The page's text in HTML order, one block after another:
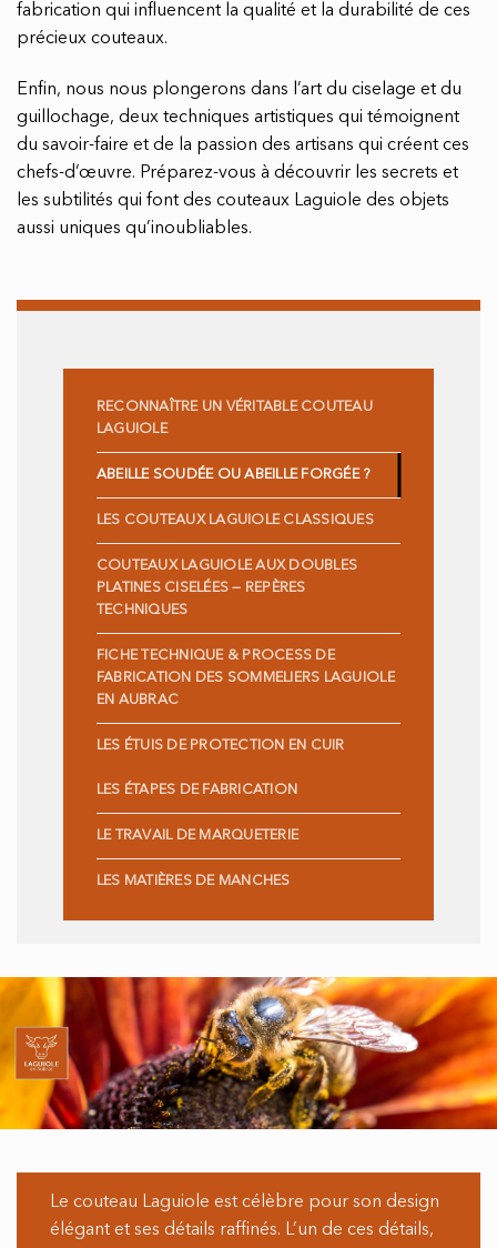
fabrication qui influencent la qualité et la durabilité de ces
précieux couteaux.
Enfin, nous nous plongerons dans l’art du ciselage et du
guillochage, deux techniques artistiques qui témoignent
du savoir-faire et de la passion des artisans qui créent ces
chefs-d’œuvre. Préparez-vous à découvrir les secrets et
les subtilités qui font des couteaux Laguiole des objets
aussi uniques qu’inoubliables.
RECONNAÎTRE UN VÉRITABLE COUTEAU
LAGUIOLE
ABEILLE SOUDÉE OU ABEILLE FORGÉE ?
LES COUTEAUX LAGUIOLE CLASSIQUES
COUTEAUX LAGUIOLE AUX DOUBLES
PLATINES CISELÉES — REPÈRES
TECHNIQUES
FICHE TECHNIQUE & PROCESS DE
FABRICATION DES SOMMELIERS LAGUIOLE
EN AUBRAC
LES ÉTUIS DE PROTECTION EN CUIR
LES ÉTAPES DE FABRICATION
LE TRAVAIL DE MARQUETERIE
LES MATIÈRES DE MANCHES
Le couteau Laguiole est célèbre pour son design
élégant et ses détails raffinés. L’un de ces détails,